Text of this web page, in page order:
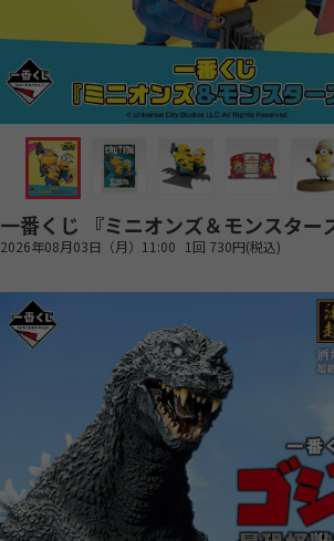
一番くじ 『ミニオンズ＆モンスター
2026年08月03日（月）11:00 1回 730円(税込)